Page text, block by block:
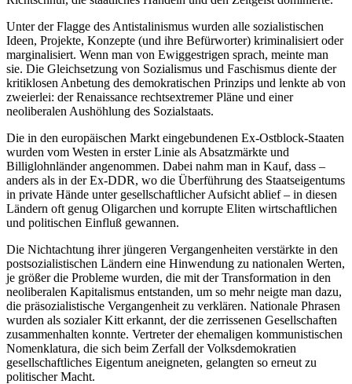
Unter der Flagge des Antistalinismus wurden alle sozialistischen
Ideen, Projekte, Konzepte (und ihre Befürworter) kriminalisiert oder
marginalisiert. Wenn man von Ewiggestrigen sprach, meinte man
sie. Die Gleichsetzung von Sozialismus und Faschismus diente der
kritiklosen Anbetung des demokratischen Prinzips und lenkte ab von
zweierlei: der Renaissance rechtsextremer Pläne und einer
neoliberalen Aushöhlung des Sozialstaats.
Die in den europäischen Markt eingebundenen Ex-Ostblock-Staaten
wurden vom Westen in erster Linie als Absatzmärkte und
Billiglohnländer angenommen. Dabei nahm man in Kauf, dass –
anders als in der Ex-DDR, wo die Überführung des Staatseigentums
in private Hände unter gesellschaftlicher Aufsicht ablief – in diesen
Ländern oft genug Oligarchen und korrupte Eliten wirtschaftlichen
und politischen Einfluß gewannen.
Die Nichtachtung ihrer jüngeren Vergangenheiten verstärkte in den
postsozialistischen Ländern eine Hinwendung zu nationalen Werten,
je größer die Probleme wurden, die mit der Transformation in den
neoliberalen Kapitalismus entstanden, um so mehr neigte man dazu,
die präsozialistische Vergangenheit zu verklären. Nationale Phrasen
wurden als sozialer Kitt erkannt, der die zerrissenen Gesellschaften
zusammenhalten konnte. Vertreter der ehemaligen kommunistischen
Nomenklatura, die sich beim Zerfall der Volksdemokratien
gesellschaftliches Eigentum aneigneten, gelangten so erneut zu
politischer Macht.